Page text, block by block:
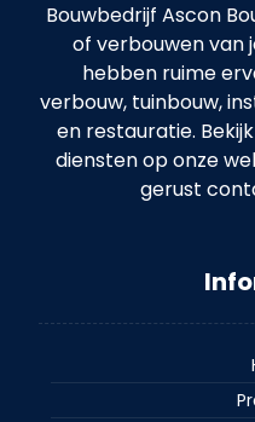
Bouwbedrijf Ascon
of verbouwen van
hebben ruime
verbouw, tuinbouw,
en restauratie.
diensten op onze
gerust